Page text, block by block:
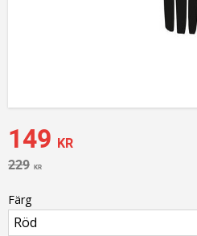
Nedsatt pris:
149 KR
Ordinarie pris:
229 KR
Färg